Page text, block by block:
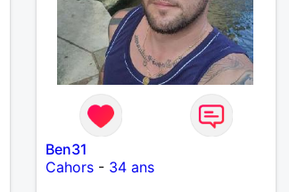
Ben31
Cahors- 34 ans